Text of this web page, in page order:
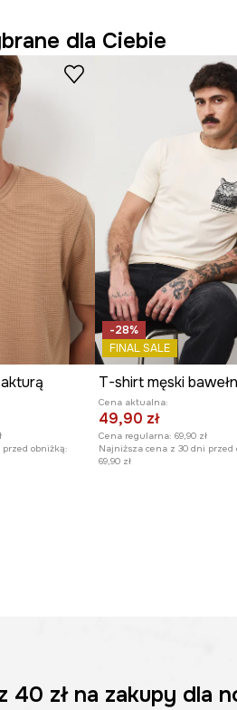
rękawpozwala na swobodę
z zapięciem dodaje koszulce
slubnadaje materiałowi subtelną,
efektem sprania dodaje koszulce
wyglądu.
sprawia, że koszulka jest
dla Ciebie
obniżką:
-28%
FINAL SALE
Cena aktualna:
49,90 zł
Cena regularna: 69,90 zł
Najniższa cena z 30 dni przed
69,90 zł
40 złna zakupy dla